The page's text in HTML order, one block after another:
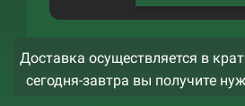
Доставка осуществляется в
сегодня-завтра вы получите